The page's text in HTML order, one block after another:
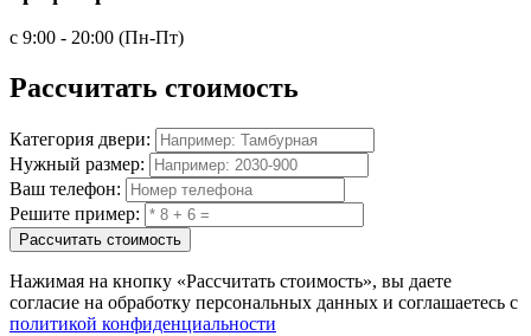
с 9:00 - 20:00 (Пн-Пт)
Рассчитать стоимость
Категория двери:
Нужный размер:
Ваш телефон:
Решите пример:
Рассчитать стоимость
Нажимая на кнопку «Рассчитать стоимость», вы даете
согласие на обработку персональных данных и соглашаетесь с
политикой конфиденциальности